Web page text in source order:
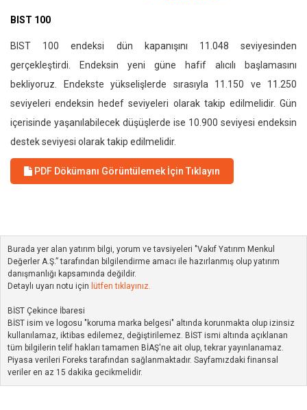
BIST 100
BIST 100 endeksi dün kapanışını 11.048 seviyesinden
gerçekleştirdi. Endeksin yeni güne hafif alıcılı başlamasını
bekliyoruz. Endekste yükselişlerde sırasıyla 11.150 ve 11.250
seviyeleri endeksin hedef seviyeleri olarak takip edilmelidir. Gün
içerisinde yaşanılabilecek düşüşlerde ise 10.900 seviyesi endeksin
destek seviyesi olarak takip edilmelidir.
PDF Dökümanı Görüntülemek İçin Tıklayın
Burada yer alan yatırım bilgi, yorum ve tavsiyeleri "Vakıf Yatırım Menkul
Değerler A.Ş.” tarafından bilgilendirme amacı ile hazırlanmış olup yatırım
danışmanlığı kapsamında değildir.
Detaylı uyarı notu için lütfen tıklayınız.
BİST Çekince İbaresi
BİST isim ve logosu "koruma marka belgesi" altında korunmakta olup izinsiz
kullanılamaz, iktibas edilemez, değiştirilemez. BİST ismi altında açıklanan
tüm bilgilerin telif hakları tamamen BİAŞ'ne ait olup, tekrar yayınlanamaz.
Piyasa verileri Foreks tarafından sağlanmaktadır. Sayfamızdaki finansal
veriler en az 15 dakika gecikmelidir.